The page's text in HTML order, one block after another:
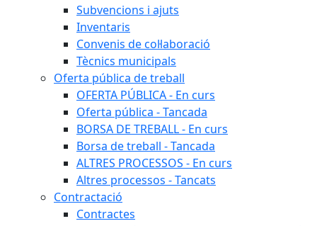
Subvencions i ajuts
Inventaris
Convenis de col·laboració
Tècnics municipals
Oferta pública de treball
OFERTA PÚBLICA - En curs
Oferta pública - Tancada
BORSA DE TREBALL - En curs
Borsa de treball - Tancada
ALTRES PROCESSOS - En curs
Altres processos - Tancats
Contractació
Contractes